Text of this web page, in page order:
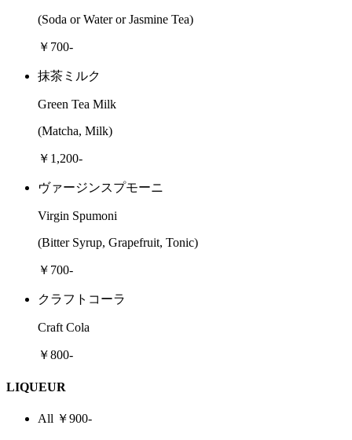
(Soda or Water or Jasmine Tea)
￥700-
抹茶ミルク
Green Tea Milk
(Matcha, Milk)
￥1,200-
ヴァージンスプモーニ
Virgin Spumoni
(Bitter Syrup, Grapefruit, Tonic)
￥700-
クラフトコーラ
Craft Cola
￥800-
LIQUEUR
All ￥900-